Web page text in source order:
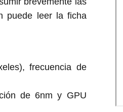
puede leer la ficha
frecuencia de
de 6nm y GPU